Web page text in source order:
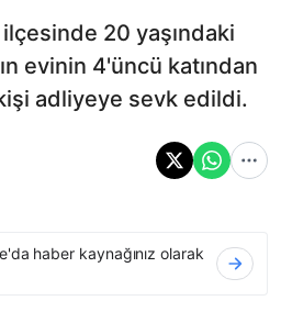
20 yaşındaki
evinin 4'üncü katından
adliyeye sevk edildi.
haber kaynağınız olarak